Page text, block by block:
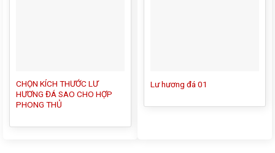
CHỌN KÍCH THƯỚC LƯ
HƯƠNG ĐÁ SAO CHO HỢP
PHONG THỦ
Lư hương đá 01